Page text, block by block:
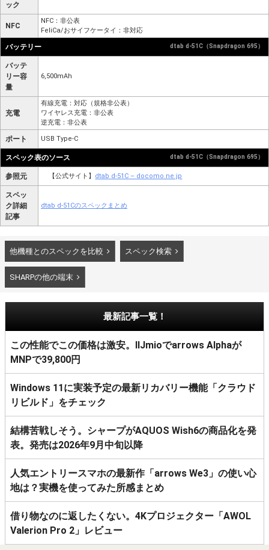
ック
NFC
NFC：非公表
FeliCa/おサイフケータイ：非対応
バッテリー dtab d-51C（Snapdragon 695）
バッテ
リー容
量
6,500mAh
充電
有線充電：対応（規格非公表）
ワイヤレス充電：非公表
逆充電：非公表
ポート USB Type-C
スペック表のソース dtab d-51C（Snapdragon 695）
参照元 【公式サイト】 dtab d-51C – docomo.ne.jp
スペッ
ク詳細
記事
dtab d-51Cのスペックまとめ
他機種とのスペックを比較 スペック検索
SHARPの他の端末
最新記事一覧！
この性能でこの価格は激安。IIJmioでarrows Alphaが
MNPで39,800円
Windows 11に実装予定の最新リカバリー機能「クラウド
リビルド」をチェック
結構苦戦しそう。シャープがAQUOS Wish6の商品化を発
表。発売は2026年9月中旬以降
人気エントリースマホの最新作「arrows We3」の使い心
地は？実機を使ってみた所感まとめ
借り物なのに返したくない。4Kプロジェクター「AWOL
Valerion Pro 2」レビュー